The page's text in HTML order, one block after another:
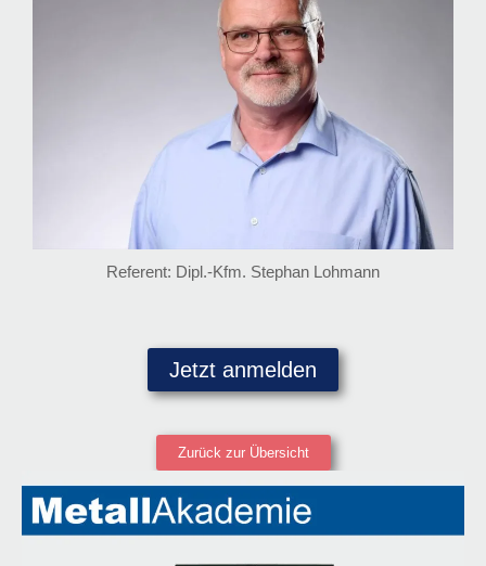
Referent: Dipl.-Kfm. Stephan Lohmann
Jetzt anmelden
Zurück zur Übersicht